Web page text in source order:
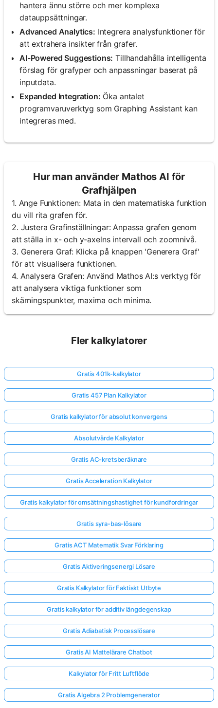
hantera ännu större och mer komplexa
datauppsättningar.
Advanced Analytics: Integrera analysfunktioner för
att extrahera insikter från grafer.
AI-Powered Suggestions: Tillhandahålla intelligenta
förslag för grafyper och anpassningar baserat på
inputdata.
Expanded Integration: Öka antalet
programvaruverktyg som Graphing Assistant kan
integreras med.
Hur man använder Mathos AI för
Grafhjälpen
1. Ange Funktionen: Mata in den matematiska funktion
du vill rita grafen för.
2. Justera Grafinställningar: Anpassa grafen genom
att ställa in x- och y-axelns intervall och zoomnivå.
3. Generera Graf: Klicka på knappen 'Generera Graf'
för att visualisera funktionen.
4. Analysera Grafen: Använd Mathos AI:s verktyg för
att analysera viktiga funktioner som
skärningspunkter, maxima och minima.
Fler kalkylatorer
Gratis 401k-kalkylator
Gratis 457 Plan Kalkylator
Gratis kalkylator för absolut konvergens
Absolutvärde Kalkylator
Gratis AC-kretsberäknare
Gratis Acceleration Kalkylator
Gratis kalkylator för omsättningshastighet för kundfordringar
Gratis syra-bas-lösare
Gratis ACT Matematik Svar Förklaring
Gratis Aktiveringsenergi Lösare
Gratis Kalkylator för Faktiskt Utbyte
Gratis kalkylator för additiv längdegenskap
Gratis Adiabatisk Processlösare
Gratis AI Mattelärare Chatbot
Kalkylator för Fritt Luftflöde
Gratis Algebra 2 Problemgenerator